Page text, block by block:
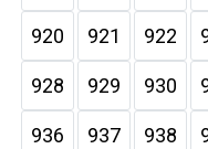
920 921 922
928 929 930
936 937 938